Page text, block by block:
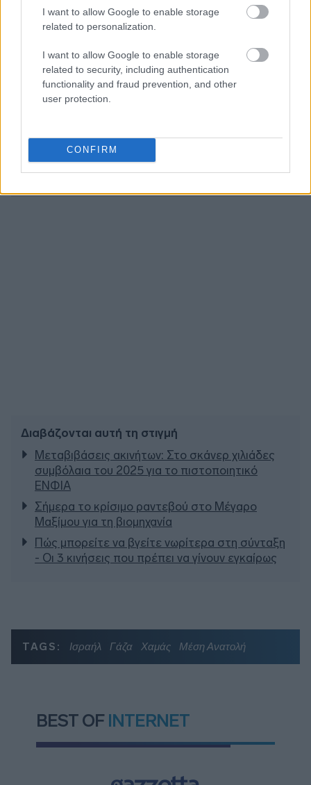
I want to allow Google to enable storage
related to personalization.
I want to allow Google to enable storage
related to security, including authentication
functionality and fraud prevention, and other
user protection.
CONFIRM
καταστρέψει τη Χαμάς και εξαπέλυσε επίθεση,
οποία μετρά ήδη 33.207 νεκρούς,
περισσότεροι άμαχοι, σύμφωνα με το υπουργείο
Υγείας της Χαμάς.
Πηγή: ΑΠΕ - ΜΠΕ
Ακολουθήστε τοinsider.gr στο Google Newsκαι μάθετε
πρώτοι όλες τιςειδήσεις
Διαβάζονται αυτή τη στιγμή
Μεταβιβάσεις ακινήτων: Στο σκάνερ χιλιάδες
συμβόλαια του 2025 για το πιστοποιητικό
ΕΝΦΙΑ
Σήμερα το κρίσιμο ραντεβού στο Μέγαρο
Μαξίμου για τη βιομηχανία
Πώς μπορείτε να βγείτε νωρίτερα στη σύνταξη
- Οι 3 κινήσεις που πρέπει να γίνουν εγκαίρως
TAGS: Ισραήλ Γάζα Χαμάς Μέση Ανατολή
BEST OF INTERNET